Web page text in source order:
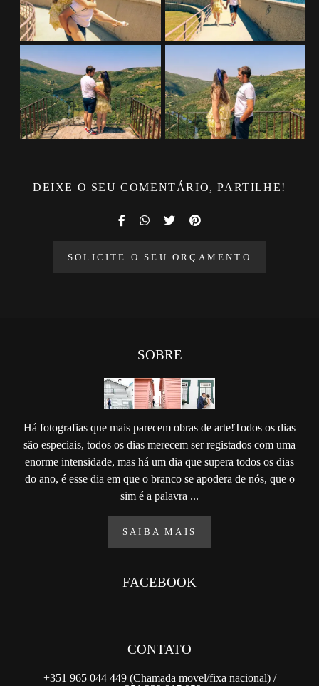
DEIXE O SEU COMENTÁRIO, PARTILHE!
SOLICITE O SEU ORÇAMENTO
SOBRE
Há fotografias que mais parecem obras de arte!Todos os dias
são especiais, todos os dias merecem ser registados com uma
enorme intensidade, mas há um dia que supera todos os dias
do ano, é esse dia em que o branco se apodera de nós, que o
sim é a palavra ...
SAIBA MAIS
FACEBOOK
CONTATO
+351 965 044 449 (Chamada movel/fixa nacional) /